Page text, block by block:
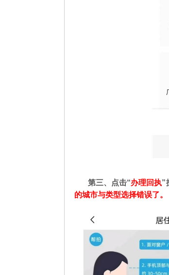
第三、点击“办理回执”
的城市与类型选择错误了。